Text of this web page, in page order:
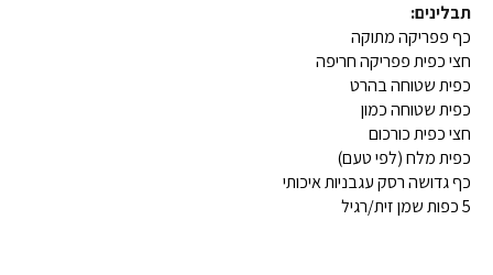
תבלינים:
כף פפריקה מתוקה
חצי כפית פפריקה חריפה
כפית שטוחה בהרט
כפית שטוחה כמון
חצי כפית כורכום
כפית מלח (לפי טעם)
כף גדושה רסק עגבניות איכותי
5 כפות שמן זית/רגיל